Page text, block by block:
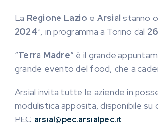
La Regione Lazio e Arsial stanno
2024“, in programma a Torino dal
“Terra Madre” è il grande
grande evento del food, che a
Arsial invita tutte le aziende in
modulistica apposita, disponibile su
PEC arsial@pec.arsialpec.it.